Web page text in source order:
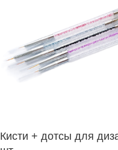
Кисти + дотсы для